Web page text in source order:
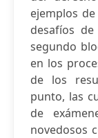
ejemplos
desafíos
segundo
en los
de los
punto, las
de
novedosos